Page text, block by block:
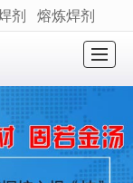
很遗憾，因您的浏览器版本过低导致无法获得最佳浏览体验，推荐下载安装谷歌浏览器！
剂 熔炼焊剂